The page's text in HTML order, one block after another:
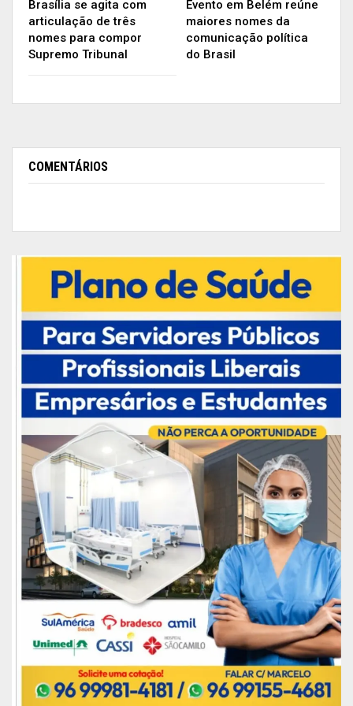
Brasília se agita com
articulação de três
nomes para compor
Supremo Tribunal
Evento em Belém reúne
maiores nomes da
comunicação política
do Brasil
COMENTÁRIOS